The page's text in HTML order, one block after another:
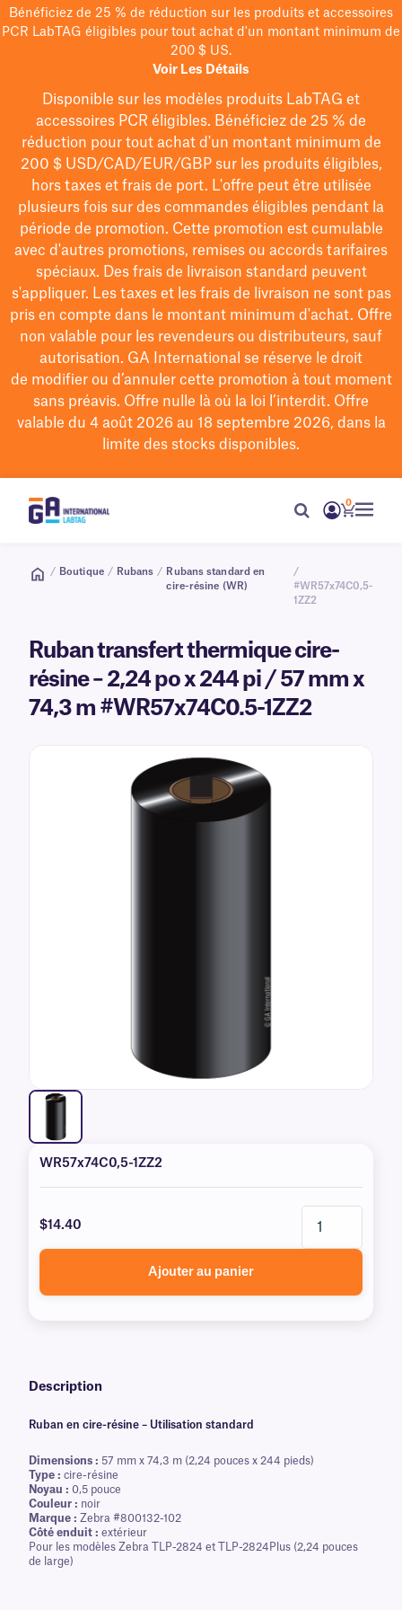
Bénéficiez de 25 % de réduction sur les produits et accessoires
PCR LabTAG éligibles pour tout achat d'un montant minimum de
200 $ US.
Voir Les Détails
Disponible sur les modèles produits LabTAG et
accessoires PCR éligibles. Bénéficiez de 25 % de
réduction pour tout achat d'un montant minimum de
200 $USD/CAD/EUR/GBPsur les produits éligibles,
hors taxes et frais de port. L'offre peut être utilisée
plusieurs fois sur des commandes éligibles pendant la
période de promotion. Cette promotion est cumulable
avec d'autres promotions, remises ou accords tarifaires
spéciaux. Des frais de livraison standard peuvent
s'appliquer. Les taxes et les frais de livraison ne sont pas
pris en compte dans le montant minimum d'achat. Offre
non valable pour les revendeurs ou distributeurs, sauf
autorisation. GA International se réserve le droit
de modifierou d’annuler cette promotion à tout moment
sans préavis. Offre nulle là où la loi l’interdit. Offre
valable du 4 août 2026 au 18 septembre 2026, dans la
limite des stocks disponibles.
0
/ Boutique / Rubans / Rubans standard en
cire-résine (WR)
/
#WR57x74C0,5-
1ZZ2
Ruban transfert thermique cire-
résine – 2,24 po x 244 pi / 57 mm x
74,3 m #WR57x74C0.5-1ZZ2
WR57x74C0,5-1ZZ2
$14.40
Ajouter au panier
Description
Ruban en cire-résine – Utilisation standard
Dimensions : 57 mm x 74,3 m (2,24 pouces x 244 pieds)
Type : cire-résine
Noyau : 0,5 pouce
Couleur : noir
Marque : Zebra #800132-102
Côté enduit : extérieur
Pour les modèles Zebra TLP-2824 et TLP-2824Plus (2,24 pouces
de large)